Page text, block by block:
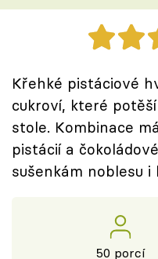
Těhotnej kuchař
Přihlášení
Sledujte nás
Křehké pistáciové
cukroví, které
stole. Kombinace
pistácií a
sušenkám noblesu i
50 porcí